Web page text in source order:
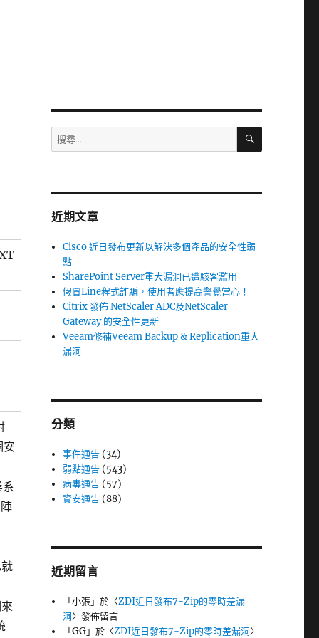
搜
尋
字:
搜
近期文章
Cisco 近日發布更新以解決多個產品的安全性弱
點
SharePoint Server重大漏洞已遭駭客濫用
假冒Line程式詐騙，使用者應提高警覺當心！
Citrix 發佈 NetScaler ADC及NetScaler
Gateway 的安全性更新
Veeam修補Veeam Backup & Replication重大
漏洞
分類
事件通告 (34)
弱點通告 (543)
病毒通告 (57)
資安通告 (88)
近期留言
「小張」於〈ZDI近日發布7-Zip的零時差漏
洞〉發佈留言
「GG」於〈ZDI近日發布7-Zip的零時差漏洞〉